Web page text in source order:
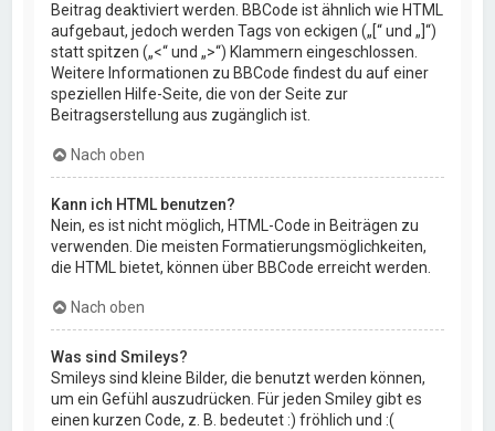
Beitrag deaktiviert werden. BBCode ist ähnlich wie HTML
aufgebaut, jedoch werden Tags von eckigen („[“ und „]“)
statt spitzen („<“ und „>“) Klammern eingeschlossen.
Weitere Informationen zu BBCode findest du auf einer
speziellen Hilfe-Seite, die von der Seite zur
Beitragserstellung aus zugänglich ist.
Nach oben
Kann ich HTML benutzen?
Nein, es ist nicht möglich, HTML-Code in Beiträgen zu
verwenden. Die meisten Formatierungsmöglichkeiten,
die HTML bietet, können über BBCode erreicht werden.
Nach oben
Was sind Smileys?
Smileys sind kleine Bilder, die benutzt werden können,
um ein Gefühl auszudrücken. Für jeden Smiley gibt es
einen kurzen Code, z. B. bedeutet :) fröhlich und :(